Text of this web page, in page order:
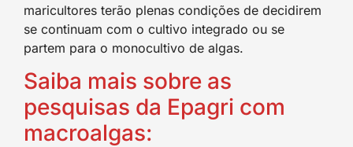
maricultores terão plenas condições de decidirem
se continuam com o cultivo integrado ou se
partem para o monocultivo de algas.
Saiba mais sobre as
pesquisas da Epagri com
macroalgas: